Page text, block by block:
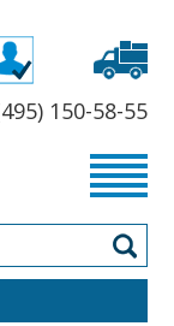
150-58-55